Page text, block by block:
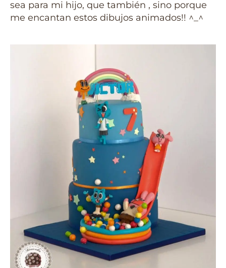
sea para mi hijo, que también , sino porque
me encantan estos dibujos animados!! ^_^